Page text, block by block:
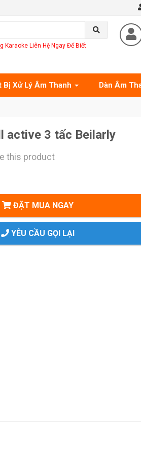
Karaoke Liên Hệ Ngay Để Biết
Bị Xử Lý Âm Thanh Dàn Âm
active 3 tấc Beilarly
this product
ĐẶT MUA NGAY
YÊU CẦU GỌI LẠI